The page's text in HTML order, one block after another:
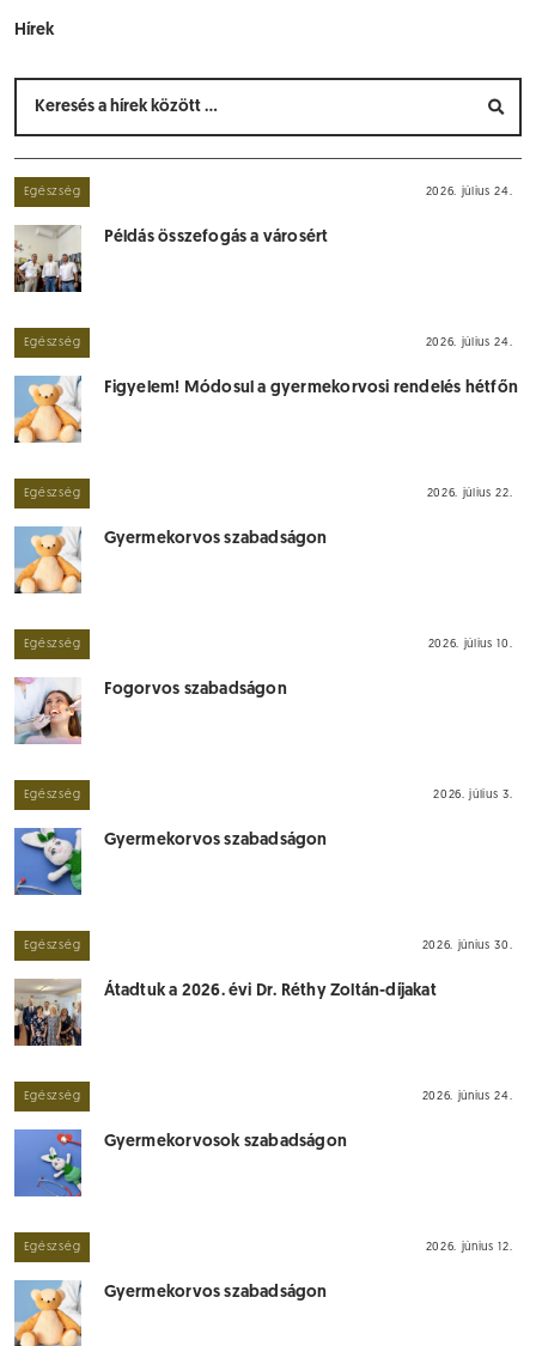
Hírek
Egészség 2026. július 24.
Példás összefogás a városért
Egészség 2026. július 24.
Figyelem! Módosul a gyermekorvosi rendelés hétfőn
Egészség 2026. július 22.
Gyermekorvos szabadságon
Egészség 2026. július 10.
Fogorvos szabadságon
Egészség 2026. július 3.
Gyermekorvos szabadságon
Egészség 2026. június 30.
Átadtuk a 2026. évi Dr. Réthy Zoltán-díjakat
Egészség 2026. június 24.
Gyermekorvosok szabadságon
Egészség 2026. június 12.
Gyermekorvos szabadságon